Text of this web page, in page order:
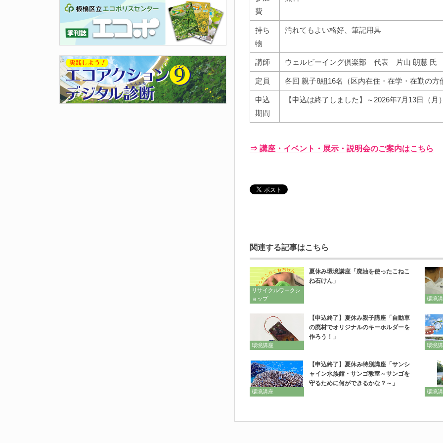
費
持ち
物
汚れてもよい格好、筆記用具
講師 ウェルビーイング倶楽部 代表 片山 朗慧 氏
定員 各回 親子8組16名（区内在住・在学・在勤の方
申込
期間
【申込は終了しました】～2026年7月13日（月）
⇒ 講座・イベント・展示・説明会のご案内はこちら
関連する記事はこちら
リサイクルワークシ
ョップ
夏休み環境講座「廃油を使ったこねこ
ね石けん」
環境
環境講座
【申込終了】夏休み親子講座「自動車
の廃材でオリジナルのキーホルダーを
作ろう！」
環境
環境講座
【申込終了】夏休み特別講座「サンシ
ャイン水族館・サンゴ教室～サンゴを
守るために何ができるかな？～」
環境